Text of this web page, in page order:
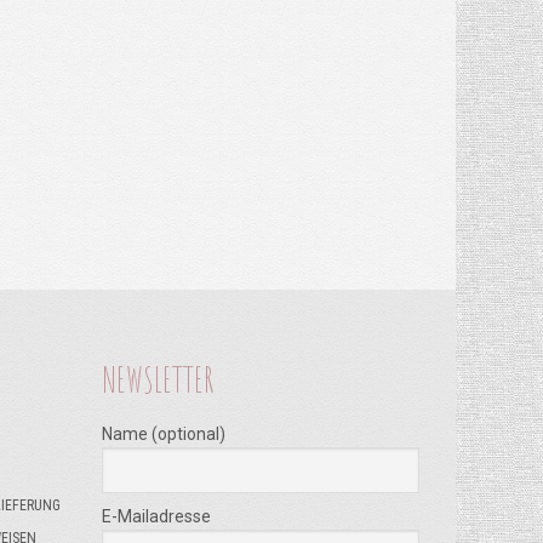
NEWSLETTER
Name (optional)
E-Mailadresse